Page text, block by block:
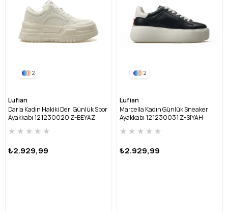
2
Lufian
Darla Kadın Hakiki Deri Günlük Spor
Ayakkabı 121230020 Z-BEYAZ
★ ★ ★ ★ ★
₺2.929,99
2
Lufian
Marcella Kadın Günlük Sneaker
Ayakkabı 121230031 Z-SİYAH
★ ★ ★ ★ ★
₺2.929,99